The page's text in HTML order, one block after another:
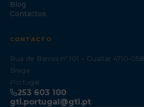
Blog
Contactos
CONTACTO
Rua de Barros nº 101 – Gualtar 4710-058
Braga
Portugal
253 603 100
gti.portugal@gti.pt